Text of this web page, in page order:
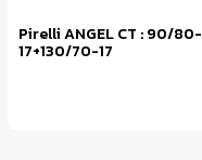
Pirelli ANGEL CT : 90/80-
17+130/70-17